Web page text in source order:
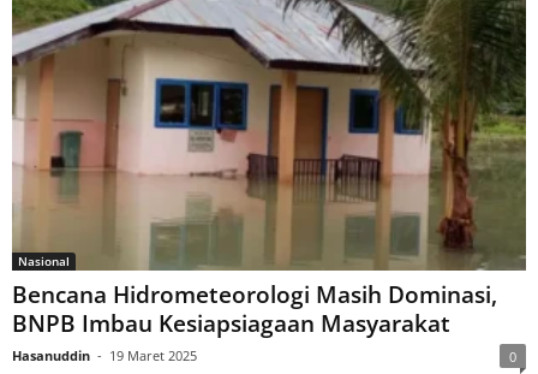
Nasional
Bencana Hidrometeorologi Masih Dominasi,
BNPB Imbau Kesiapsiagaan Masyarakat
Hasanuddin - 19 Maret 2025 0